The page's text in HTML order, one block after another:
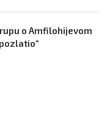
o Amfilohijevom